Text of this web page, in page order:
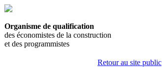
Organisme de qualification
des économistes de la construction
et des programmistes
Retour au site public